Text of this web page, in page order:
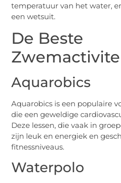
temperatuur van het water,
een wetsuit.
De Beste
Aquarobics
Aquarobics is een populaire
die een geweldige
Deze lessen, die vaak in
zijn leuk en energiek en
fitnessniveaus.
Waterpolo